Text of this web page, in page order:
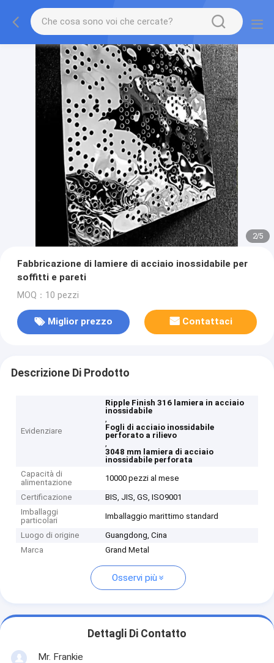
2/5
Fabbricazione di lamiere di acciaio inossidabile per
soffitti e pareti
MOQ：10 pezzi
Miglior prezzo Contattaci
Descrizione Di Prodotto
Evidenziare
Ripple Finish 316 lamiera in acciaio
inossidabile
,
Fogli di acciaio inossidabile
perforato a rilievo
,
3048 mm lamiera di acciaio
inossidabile perforata
Capacità di
alimentazione
10000 pezzi al mese
Certificazione
BIS, JIS, GS, ISO9001
Imballaggi
particolari
Imballaggio marittimo standard
Luogo di origine
Guangdong, Cina
Marca
Grand Metal
Osservi più
Dettagli Di Contatto
Mr. Frankie